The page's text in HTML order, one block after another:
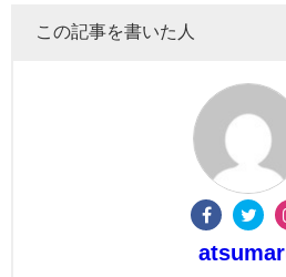
この記事を書いた人